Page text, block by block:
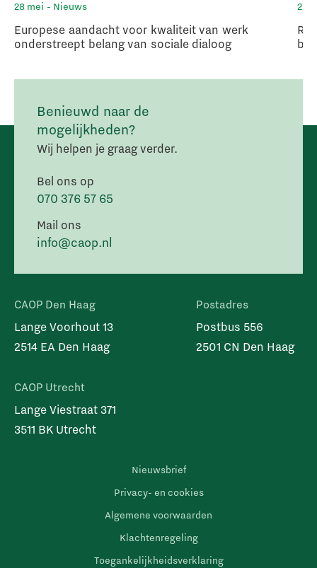
28 mei - Nieuws
Europese aandacht voor kwaliteit van werk
onderstreept belang van sociale dialoog
20
Benieuwd naar de
mogelijkheden?
Wij helpen je graag verder.
Bel ons op
070 376 57 65
Mail ons
info@caop.nl
CAOP Den Haag
Lange Voorhout 13
2514 EA Den Haag
CAOP Utrecht
Lange Viestraat 371
3511 BK Utrecht
Postadres
Postbus 556
2501 CN Den Haag
Nieuwsbrief
Privacy- en cookies
Algemene voorwaarden
Klachtenregeling
Toegankelijkheidsverklaring